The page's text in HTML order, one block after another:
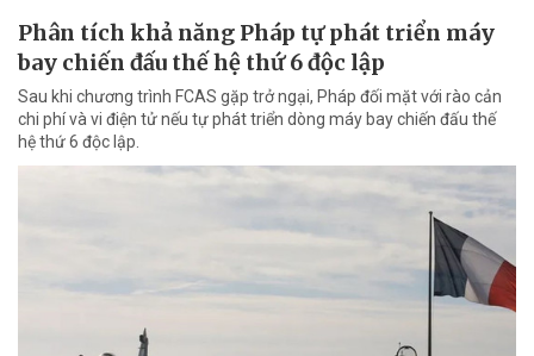
Phân tích khả năng Pháp tự phát triển máy
bay chiến đấu thế hệ thứ 6 độc lập
Sau khi chương trình FCAS gặp trở ngại, Pháp đối mặt với rào cản
chi phí và vi điện tử nếu tự phát triển dòng máy bay chiến đấu thế
hệ thứ 6 độc lập.